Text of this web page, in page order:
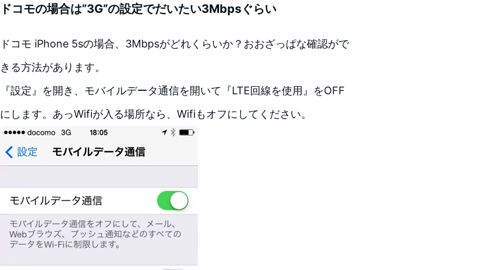
ドコモの場合は”3G”の設定でだいたい3Mbpsぐらい
ドコモ iPhone 5sの場合、3Mbpsがどれくらいか？おおざっぱな確認がで
きる方法があります。
『設定』を開き、モバイルデータ通信を開いて『LTE回線を使用』をOFF
にします。あっWifiが入る場所なら、Wifiもオフにしてください。